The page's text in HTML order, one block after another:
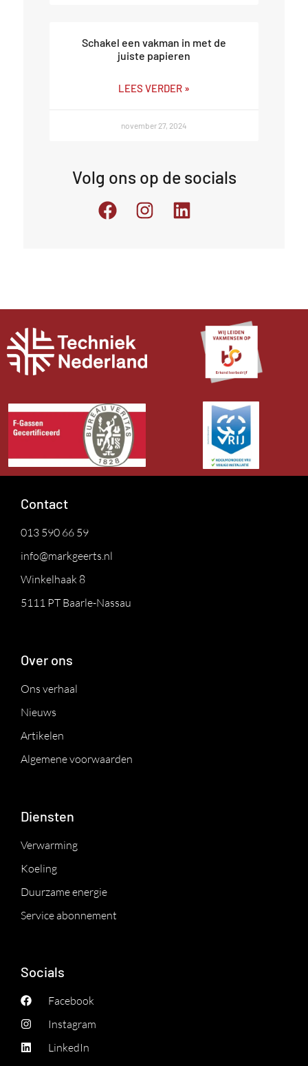
Schakel een vakman in met de
juiste papieren
LEES VERDER »
november 27, 2024
Volg ons op de socials
Contact
013 590 66 59
info@markgeerts.nl
Winkelhaak 8
5111 PT Baarle-Nassau
Over ons
Ons verhaal
Nieuws
Artikelen
Algemene voorwaarden
Diensten
Verwarming
Koeling
Duurzame energie
Service abonnement
Socials
Facebook
Instagram
LinkedIn